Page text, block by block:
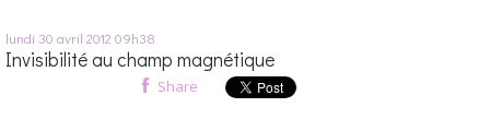
lundi 30 avril 2012 09h38
Invisibilité au champ magnétique
Share